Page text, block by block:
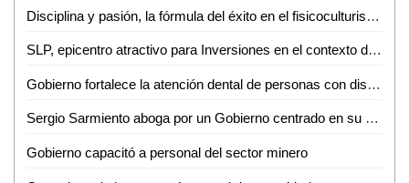
Disciplina y pasión, la fórmula del éxito en el fisicoculturismo según María Lara
SLP, epicentro atractivo para Inversiones en el contexto del new nearshoring
Gobierno fortalece la atención dental de personas con discapacidad
Sergio Sarmiento aboga por un Gobierno centrado en su rol organizativo
Gobierno capacitó a personal del sector minero